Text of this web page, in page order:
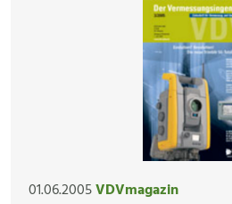
01.06.2005VDVmagazin